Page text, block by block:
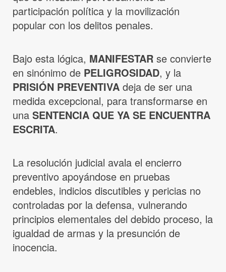
participación política y la movilización
popular con los delitos penales.
Bajo esta lógica, MANIFESTAR se convierte
en sinónimo de PELIGROSIDAD, y la
PRISIÓN PREVENTIVA deja de ser una
medida excepcional, para transformarse en
una SENTENCIA QUE YA SE ENCUENTRA
ESCRITA.
La resolución judicial avala el encierro
preventivo apoyándose en pruebas
endebles, indicios discutibles y pericias no
controladas por la defensa, vulnerando
principios elementales del debido proceso, la
igualdad de armas y la presunción de
inocencia.